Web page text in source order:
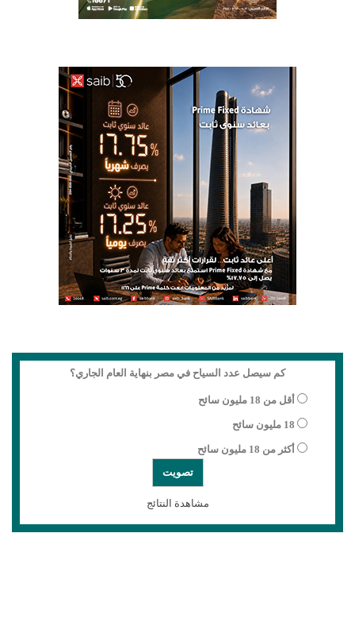
كم سيصل عدد السياح في مصر بنهاية العام الجاري؟
أقل من 18 مليون سائح
18 مليون سائح
أكثر من 18 مليون سائح
مشاهدة النتائج